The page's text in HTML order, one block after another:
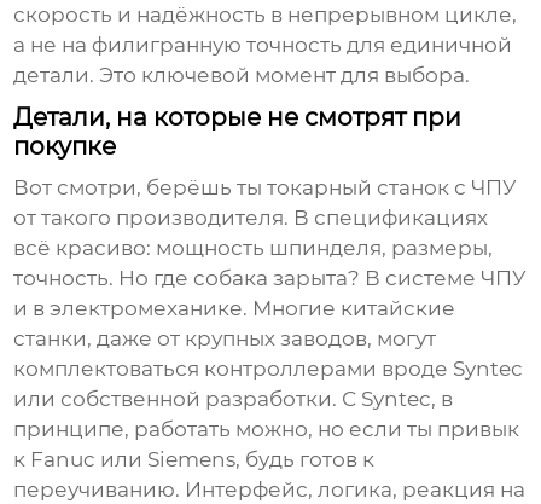
скорость и надёжность в непрерывном цикле,
а не на филигранную точность для единичной
детали. Это ключевой момент для выбора.
Детали, на которые не смотрят при
покупке
Вот смотри, берёшь тытокарный станок с ЧПУ
от такого производителя. В спецификациях
всё красиво: мощность шпинделя, размеры,
точность. Но где собака зарыта? В системе ЧПУ
и в электромеханике. Многие китайские
станки, даже от крупных заводов, могут
комплектоваться контроллерами вроде Syntec
или собственной разработки. С Syntec, в
принципе, работать можно, но если ты привык
к Fanuc или Siemens, будь готов к
переучиванию. Интерфейс, логика, реакция на